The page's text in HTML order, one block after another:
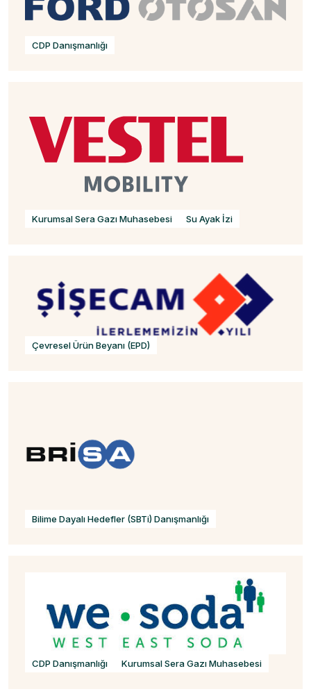
CDP Danışmanlığı
Kurumsal Sera Gazı Muhasebesi Su Ayak İzi
Çevresel Ürün Beyanı (EPD)
Bilime Dayalı Hedefler (SBTi) Danışmanlığı
CDP Danışmanlığı Kurumsal Sera Gazı Muhasebesi